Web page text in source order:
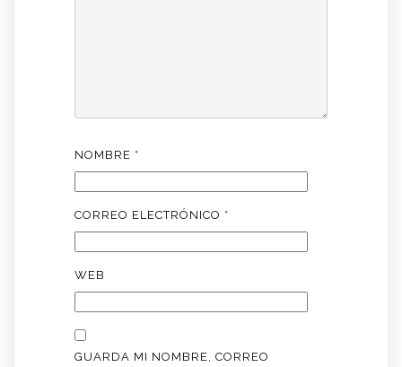
NOMBRE *
CORREO ELECTRÓNICO *
WEB
GUARDA MI NOMBRE, CORREO